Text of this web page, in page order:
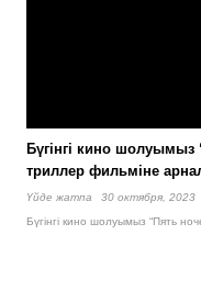
Бүгінгі кино
триллер фильміне
Үйде жатпа
30 октября, 2023
Бүгінгі кино шолуымыз “Пять